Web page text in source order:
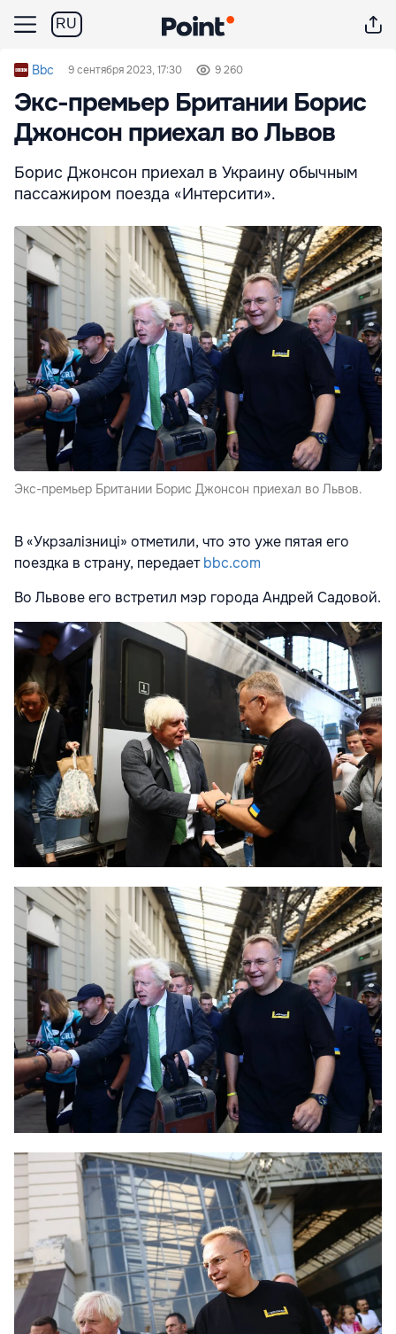
RU
Bbc 9 сентября 2023, 17:30 9 260
Экс-премьер Британии Борис
Джонсон приехал во Львов
Борис Джонсон приехал в Украину обычным
пассажиром поезда «Интерсити».
Экс-премьер Британии Борис Джонсон приехал во Львов.
В «Укрзалізниці» отметили, что это уже пятая его
поездка в страну, передаетbbc.com
Во Львове его встретил мэр города Андрей Садовой.